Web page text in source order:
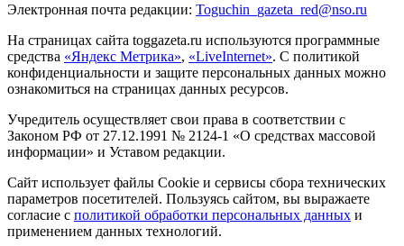
Электронная почта редакции: Toguchin gazeta red@nso.ru
На страницах сайта toggazeta.ru используются программные
средства «Яндекс Метрика», «LiveInternet». С политикой
конфиденциальности и защите персональных данных можно
ознакомиться на страницах данных ресурсов.
Учредитель осуществляет свои права в соответствии с
Законом РФ от 27.12.1991 № 2124-1 «О средствах массовой
информации» и Уставом редакции.
Сайт использует файлы Cookie и сервисы сбора технических
параметров посетителей. Пользуясь сайтом, вы выражаете
согласие с политикой обработки персональных данных и
применением данных технологий.